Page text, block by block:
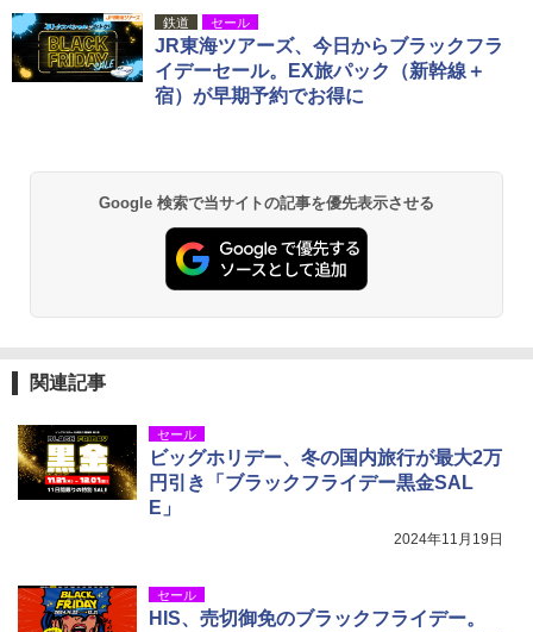
鉄道 セール
JR東海ツアーズ、今日からブラックフラ
イデーセール。EX旅パック（新幹線＋
宿）が早期予約でお得に
Google 検索で当サイトの記事を優先表示させる
関連記事
セール
ビッグホリデー、冬の国内旅行が最大2万
円引き「ブラックフライデー黒金SAL
E」
2024年11月19日
セール
HIS、売切御免のブラックフライデー。